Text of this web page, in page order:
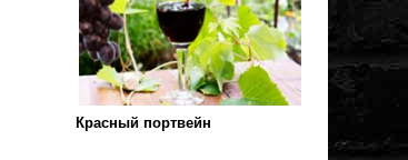
Красный портвейн